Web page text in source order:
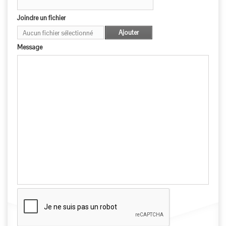
Joindre un fichier
Aucun fichier sélectionné
Ajouter
Message